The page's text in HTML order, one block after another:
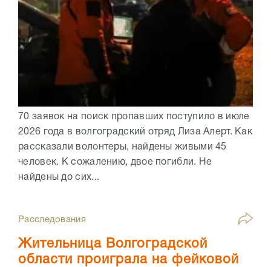
70 заявок на поиск пропавших поступило в июле
2026 года в волгоградский отряд Лиза Алерт. Как
рассказали волонтеры, найдены живыми 45
человек. К сожалению, двое погибли. Не
найдены до сих...
Расследования
Жительница Волгоградской
области проиграла на фейковой